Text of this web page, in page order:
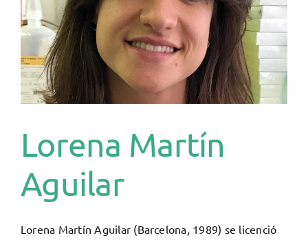
Lorena Martín
Aguilar
Lorena Martín Aguilar (Barcelona, 1989) se licenció